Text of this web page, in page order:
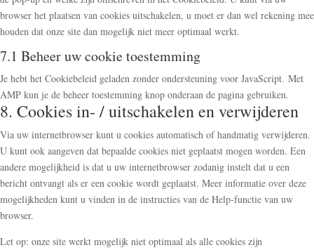
browser het plaatsen van cookies uitschakelen, u moet er dan wel rekening mee
houden dat onze site dan mogelijk niet meer optimaal werkt.
7.1 Beheer uw cookie toestemming
Je hebt het Cookiebeleid geladen zonder ondersteuning voor JavaScript. Met
AMP kun je de beheer toestemming knop onderaan de pagina gebruiken.
8. Cookies in- / uitschakelen en verwijderen
Via uw internetbrowser kunt u cookies automatisch of handmatig verwijderen.
U kunt ook aangeven dat bepaalde cookies niet geplaatst mogen worden. Een
andere mogelijkheid is dat u uw internetbrowser zodanig instelt dat u een
bericht ontvangt als er een cookie wordt geplaatst. Meer informatie over deze
mogelijkheden kunt u vinden in de instructies van de Help-functie van uw
browser.
Let op: onze site werkt mogelijk niet optimaal als alle cookies zijn